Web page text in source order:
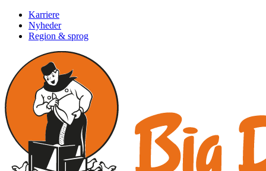
Karriere
Nyheder
Region & sprog